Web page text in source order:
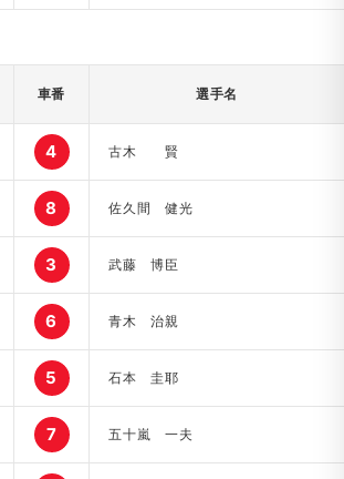
車番 選手名
4 古木 賢
8 佐久間 健光
3 武藤 博臣
6 青木 治親
5 石本 圭耶
7 五十嵐 一夫